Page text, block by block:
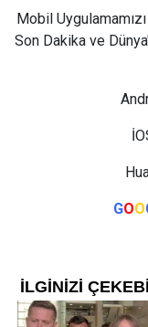
Mobil
Son Dakika ve
GOO